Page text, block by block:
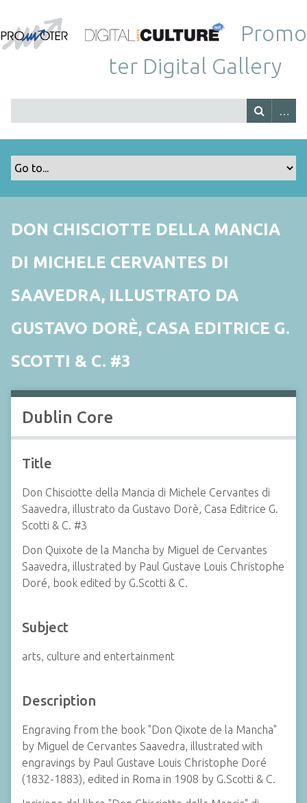
Promo
ter Digital Gallery
DON CHISCIOTTE DELLA MANCIA
DI MICHELE CERVANTES DI
SAAVEDRA, ILLUSTRATO DA
GUSTAVO DORÈ, CASA EDITRICE G.
SCOTTI & C. #3
Dublin Core
Title
Don Chisciotte della Mancia di Michele Cervantes di
Saavedra, illustrato da Gustavo Dorè, Casa Editrice G.
Scotti & C. #3
Don Quixote de la Mancha by Miguel de Cervantes
Saavedra, illustrated by Paul Gustave Louis Christophe
Doré, book edited by G.Scotti & C.
Subject
arts, culture and entertainment
Description
Engraving from the book "Don Qixote de la Mancha"
by Miguel de Cervantes Saavedra, illustrated with
engravings by Paul Gustave Louis Christophe Doré
(1832-1883), edited in Roma in 1908 by G.Scotti & C.